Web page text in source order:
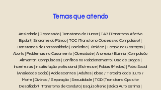
Ansiedade | Depressão | Transtorno de Humor | TAB (Transtorno Afetivo
Bipolar) | Síndrome do Pânico | TOC (Transtorno Obsessivo Compulsivo) |
Transtornos de Personalidade | Borderline | Timidez | Terapia na Gestação |
Aborto | Problemas no Casamento | Obesidade | Anorexia / Bulimia | Compulsão
Alimentar | Compulsões | Conflitos no Relacionamento | Uso de Drogas |
Incertezas | Insatisfação profissional | Estresse | Fobias (Medos) | Fobia Social
(Ansiedade Social) | Adolescentes | Adultos | Idoso / Terceira idade | Luto /
Morte | Divórcio / Separação | Sexualidade | TOD (Transtorno Opositor
Desafiador) | Transtorno de Conduta | Esquizofrenia | Baixa Auto Estima |
Temas que atendo